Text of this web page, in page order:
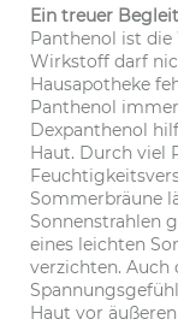
Ein treuer
Panthenol ist die
Wirkstoff darf
Hausapotheke
Panthenol
Dexpanthenol
Haut. Durch viel
Sommerbräune
Sonnenstrahlen
eines leichten
verzichten. Auch
Haut vor äußeren